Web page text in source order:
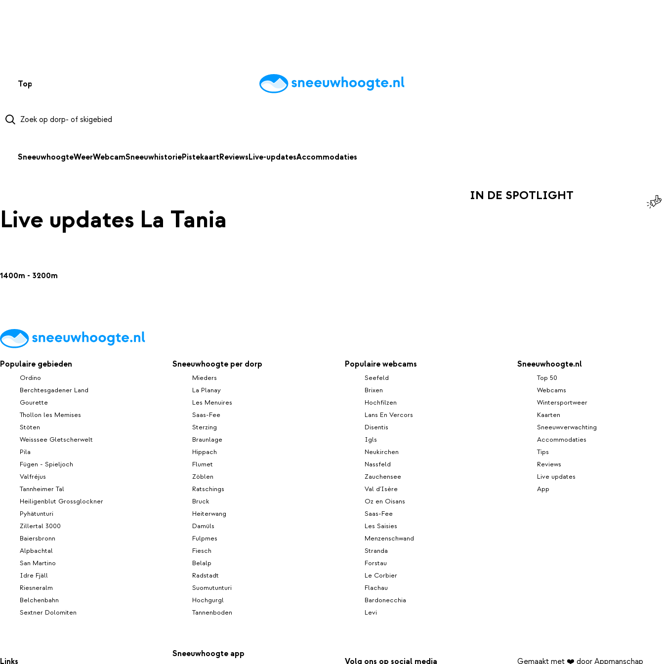
Top 50 AccommodatiesTipsReviewsLive updatesApp
SneeuwhoogteWeerWebcamSneeuwhistoriePistekaartReviewsLive-updatesAccommodaties
Live updates La Tania
1400m - 3200m
IN DE SPOTLIGHT
Populaire gebieden
Ordino
Berchtesgadener Land
Gourette
Thollon les Memises
Stöten
Weisssee Gletscherwelt
Pila
Fügen - Spieljoch
Valfréjus
Tannheimer Tal
Heiligenblut Grossglockner
Pyhätunturi
Zillertal 3000
Baiersbronn
Alpbachtal
San Martino
Idre Fjäll
Riesneralm
Belchenbahn
Sextner Dolomiten
Sneeuwhoogte per dorp
Mieders
La Planay
Les Menuires
Saas-Fee
Sterzing
Braunlage
Hippach
Flumet
Zöblen
Ratschings
Bruck
Heiterwang
Damüls
Fulpmes
Fiesch
Belalp
Radstadt
Suomutunturi
Hochgurgl
Tannenboden
Populaire webcams
Seefeld
Brixen
Hochfilzen
Lans En Vercors
Disentis
Igls
Neukirchen
Nassfeld
Zauchensee
Val d'Isère
Oz en Oisans
Saas-Fee
Les Saisies
Menzenschwand
Stranda
Forstau
Le Corbier
Flachau
Bardonecchia
Levi
Sneeuwhoogte.nl
Top 50
Webcams
Wintersportweer
Kaarten
Sneeuwverwachting
Accommodaties
Tips
Reviews
Live updates
App
Links
Sneeuwhoogte app
Volg ons op social media Gemaakt met ❤️ door Appmanschap